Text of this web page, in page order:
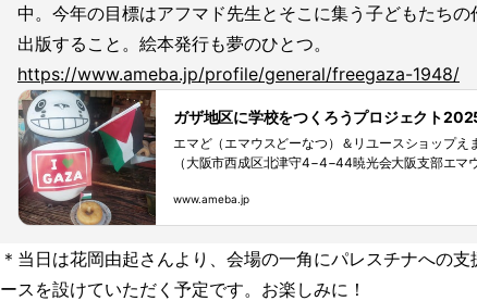
中。今年の目標はアフマド先生とそこに集う子どもたち
出版すること。絵本発行も夢のひとつ。
https://www.ameba.jp/profile/general/freegaza-1948/
ガザ地区に学校をつくろうプロジェクト
エマど（エマウスどーなつ）＆リユースショップえ
（大阪市西成区北津守4−4−44暁光会大阪支部エマ
展、募金のスタンディングなど）その中で知人を通
ことを知り何か応援できないかと微力ながら募金活
しその売上を毎月少しづつ送金させて頂いておりま
www.ameba.jp
＊当日は花岡由起さんより、会場の一角にパレスチナへの
ースを設けていただく予定です。お楽しみに！